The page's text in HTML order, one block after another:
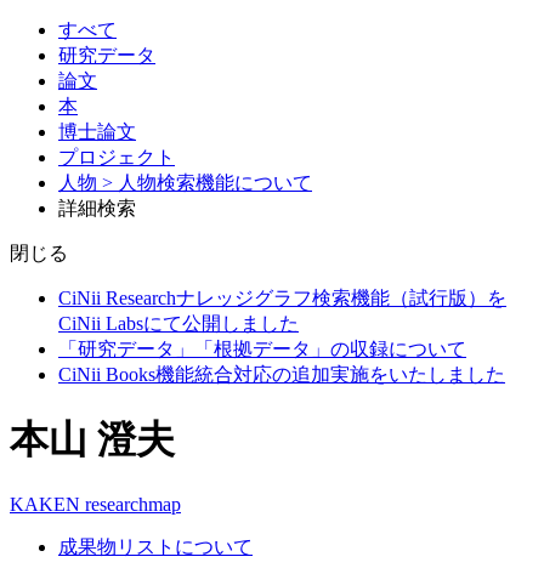
すべて
研究データ
論文
本
博士論文
プロジェクト
人物 > 人物検索機能について
詳細検索
閉じる
CiNii Researchナレッジグラフ検索機能（試行版）を
CiNii Labsにて公開しました
「研究データ」「根拠データ」の収録について
CiNii Books機能統合対応の追加実施をいたしました
本山 澄夫
KAKEN researchmap
成果物リストについて